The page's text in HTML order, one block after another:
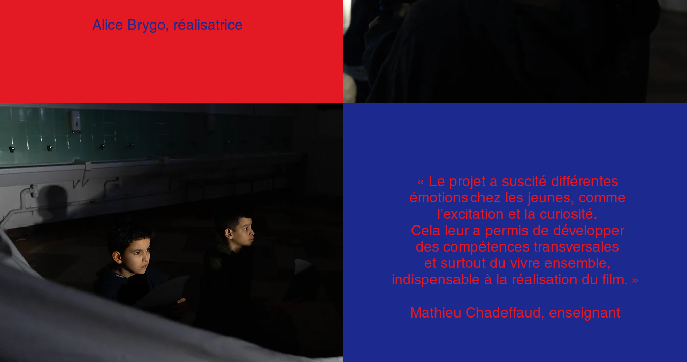
Alice Brygo, réalisatrice
« Le projet a suscité différentes
émotions chez les jeunes, comme
l’excitation et la curiosité.
Cela leur a permis de développer
des compétences transversales
et surtout du vivre ensemble,
indispensable à la réalisation du film. »
Mathieu Chadeffaud, enseignant